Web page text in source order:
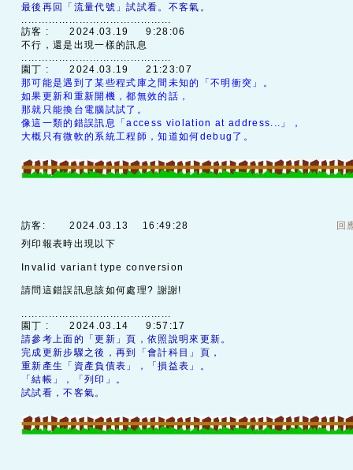
最後再回「流量代號」試試看。不客氣。
............................................
訪客 :2024.03.19 9:28:06
不行，還是出現一樣的訊息
............................................
園丁 :2024.03.19 21:23:07
那可能是遇到了某些程式庫之間未知的「不明衝突」。
如果更新和重新開機，都無效的話，
那就只能換台電腦試試了。
像這一類的錯誤訊息「access violation at address...」，
大概只有微軟的系統工程師，知道如何debug了。
訪客:2024.03.13 16:49:28
回
列印報表時出現以下
Invalid variant type conversion
請問這錯誤訊息該如何處理? 謝謝!
............................................
園丁 :2024.03.14 9:57:17
請參考上面的「更新」頁，依照說明來更新。
完成更新步驟之後，再到「會計科目」頁，
重新產生「資產負債表」，「損益表」。
「結帳」，「列印」。
試試看，不客氣。